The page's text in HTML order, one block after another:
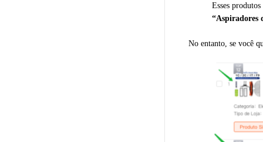
Esses
“Aspiradores
No entanto, se você